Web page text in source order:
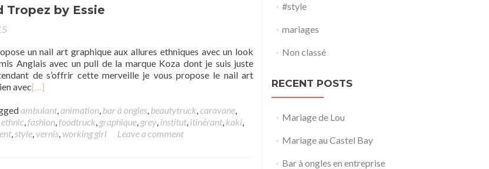
Tropez by Essie
un nail art graphique aux allures ethniques avec un look
Anglais avec un pull de la marque Koza dont je suis juste
de s’offrir cette merveille je vous propose le nail art
avec[…]
ambulant,animation, bar à ongles, beautytruck,caravane,
ethnic,fashion,foodtruck, graphique, grey, institut, itinérant, kaki,
,style, vernis, working girl Leave a comment
#style
mariages
Non classé
RECENT POSTS
Mariage de Lou
Mariage au Castel Bay
Bar à ongles en entreprise